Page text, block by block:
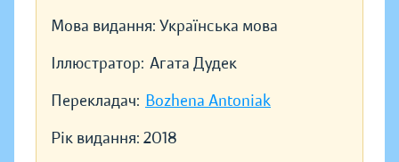
Мова видання: Українська мова
Іллюстратор: Агата Дудек
Перекладач: Bozhena Antoniak
Рік видання: 2018